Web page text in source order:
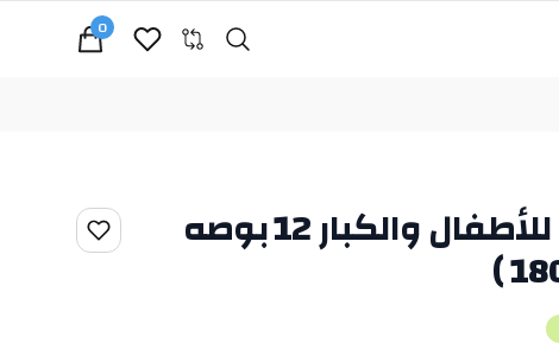
Search
0
view bag
لوحه الكترونيه للأطفال والكبار 12 بوصه